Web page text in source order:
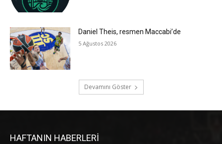
Daniel Theis, resmen Maccabi’de
5 Ağustos 2026
Devamını Göster
HAFTANIN HABERLERİ